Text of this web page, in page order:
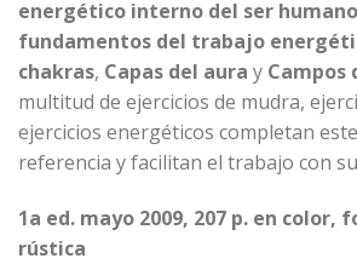
energético interno del ser humano
fundamentos del trabajo
chakras, Capas del aura y Campos
multitud de ejercicios de mudra,
ejercicios energéticos completan
referencia y facilitan el trabajo con
1a ed. mayo 2009, 207 p. en color,
rústica